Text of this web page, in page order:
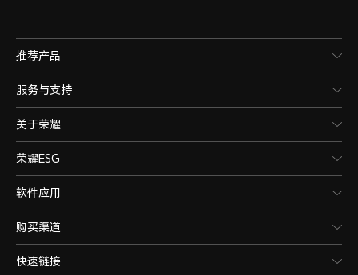
推荐产品
服务与支持
关于荣耀
荣耀ESG
软件应用
购买渠道
快速链接